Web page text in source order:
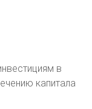
в
капитала